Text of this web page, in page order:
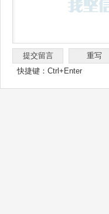
快捷键：Ctrl+Enter